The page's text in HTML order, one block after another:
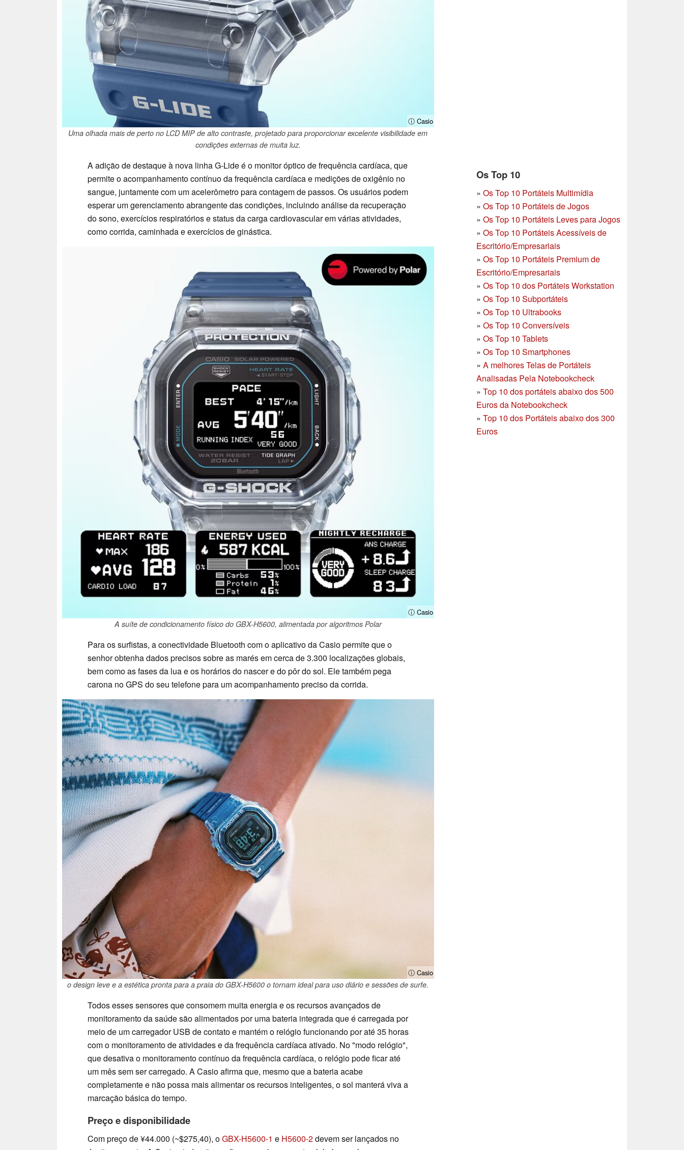
ⓘ Casio
Uma olhada mais de perto no LCD MIP de alto contraste, projetado para proporcionar excelente visibilidade em
condições externas de muita luz.
Os Top 10
» Os Top 10 Portáteis Multimídia
» Os Top 10 Portáteis de Jogos
» Os Top 10 Portáteis Leves para Jogos
» Os Top 10 Portáteis Acessíveis de
Escritório/Empresariais
» Os Top 10 Portáteis Premium de
Escritório/Empresariais
» Os Top 10 dos Portáteis Workstation
» Os Top 10 Subportáteis
» Os Top 10 Ultrabooks
» Os Top 10 Conversíveis
» Os Top 10 Tablets
» Os Top 10 Smartphones
» A melhores Telas de Portáteis
Analisadas Pela Notebookcheck
» Top 10 dos portáteis abaixo dos 500
Euros da Notebookcheck
» Top 10 dos Portáteis abaixo dos 300
Euros
A adição de destaque à nova linha G-Lide é o monitor óptico de frequência cardíaca, que
permite o acompanhamento contínuo da frequência cardíaca e medições de oxigênio no
sangue, juntamente com um acelerômetro para contagem de passos. Os usuários podem
esperar um gerenciamento abrangente das condições, incluindo análise da recuperação
do sono, exercícios respiratórios e status da carga cardiovascular em várias atividades,
como corrida, caminhada e exercícios de ginástica.
ⓘ Casio
A suíte de condicionamento físico do GBX-H5600, alimentada por algoritmos Polar
Para os surfistas, a conectividade Bluetooth com o aplicativo da Casio permite que o
senhor obtenha dados precisos sobre as marés em cerca de 3.300 localizações globais,
bem como as fases da lua e os horários do nascer e do pôr do sol. Ele também pega
carona no GPS do seu telefone para um acompanhamento preciso da corrida.
ⓘ Casio
o design leve e a estética pronta para a praia do GBX-H5600 o tornam ideal para uso diário e sessões de surfe.
Todos esses sensores que consomem muita energia e os recursos avançados de
monitoramento da saúde são alimentados por uma bateria integrada que é carregada por
meio de um carregador USB de contato e mantém o relógio funcionando por até 35 horas
com o monitoramento de atividades e da frequência cardíaca ativado. No "modo relógio",
que desativa o monitoramento contínuo da frequência cardíaca, o relógio pode ficar até
um mês sem ser carregado. A Casio afirma que, mesmo que a bateria acabe
completamente e não possa mais alimentar os recursos inteligentes, o sol manterá viva a
marcação básica do tempo.
Preço e disponibilidade
Com preço de ¥44.000 (~$275,40), oGBX-H5600-1 e H5600-2devem ser lançados no